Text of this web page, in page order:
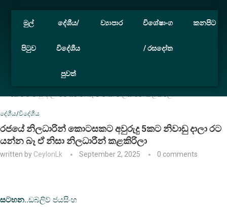
මුල්
පිටුව
දේශීය/
විදේශීය
පුවත්
ව්‍යාපාර විශේෂාංග
/ රසදෝත
කනපිට
5කට නිවාඩු දාලා රට යන්න බෑ ඒ නිසා නිලධාරීන් කළකිරිලා
දේශීය/විදේශීය
රජයේ නිලධාරින් කොටසකට අවුරුදු 5කට නිවාඩු දාලා රට
යන්න බෑ ඒ නිසා නිලධාරීන් කළකිරිලා
written by CeylonLk September 2, 2025 0 comments
සටහන..ඩබ්ලිව් ජයසිංහ